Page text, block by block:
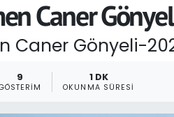
Caner
Caner Gönyeli-
9 1 DK
OKUNMA SÜRESI